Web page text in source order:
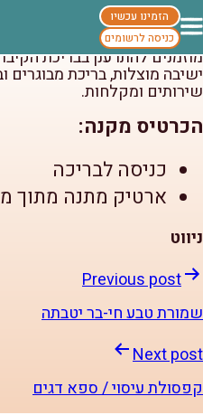
הזמינו עכשיו
כניסה לרשומים
בריכה וארטיק בקיבוץ אליפז
בריכה וארטיק בקיבוץ אליפז
מוזמנים להתרענן בבריכת
ישיבה מוצלות, בריכת מבוגרים
שירותים ומקלחות.
הכרטיס מקנה:
כניסה לבריכה
ארטיק מתנה מתוך
ניווט
Previous post
שמורת טבע חי-בר יטבתה
Next post
קפסולת עיסוי / ספא דגים